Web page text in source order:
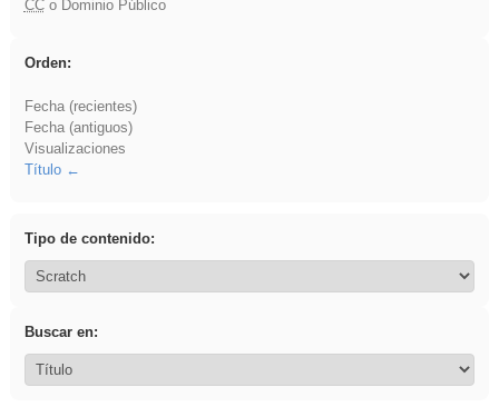
CCo Dominio Público
Orden:
Fecha (recientes)
Fecha (antiguos)
Visualizaciones
Título
Tipo de contenido:
Buscar en: